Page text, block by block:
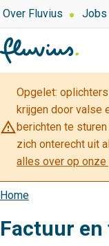
Overslaan
en
naar
de
inhoud
gaan
Top
navigation
Over Fluvius Jobs
warning_amber
Opgelet:
krijgen door valse
berichten te
zich onterecht uit
alles over op onze
Kruimelpad
Home
Factuur en